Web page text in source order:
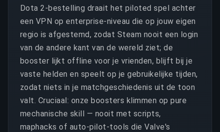
Dota 2-bestelling draait het piloted spel achter
een VPN op enterprise-niveau die op jouw eigen
regio is afgestemd, zodat Steam nooit een login
van de andere kant van de wereld ziet; de
booster lijkt offline voor je vrienden, blijft bij je
vaste helden en speelt op je gebruikelijke tijden,
zodat niets in je matchgeschiedenis uit de toon
valt. Cruciaal: onze boosters klimmen op pure
mechanische skill — nooit met scripts,
maphacks of auto-pilot-tools die Valve's